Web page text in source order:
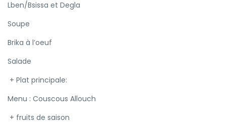
Lben/Bsissa et Degla
Soupe
Brika à l’oeuf
Salade
+ Plat principale:
Menu : Couscous Allouch
+ fruits de saison